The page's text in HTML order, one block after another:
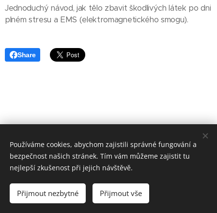
Jednoduchý návod, jak tělo zbavit škodlivých látek po dni
plném stresu a EMS (elektromagnetického smogu).
Share
Vytvořeno službou Webnode Cookies
Používáme cookies, abychom zajistili správné fungování a
bezpečnost našich stránek. Tím vám můžeme zajistit tu
nejlepší zkušenost při jejich návštěvě.
Přijmout nezbytné Přijmout vše